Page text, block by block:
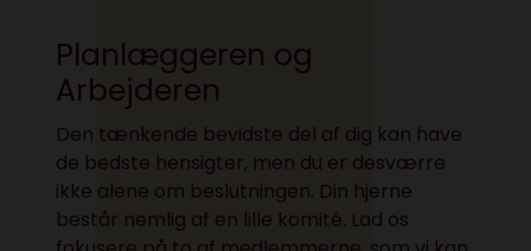
Planlæggeren og
Arbejderen
Den tænkende bevidste del af dig kan have
de bedste hensigter, men du er desværre
ikke alene om beslutningen. Din hjerne
består nemlig af en lille komité. Lad os